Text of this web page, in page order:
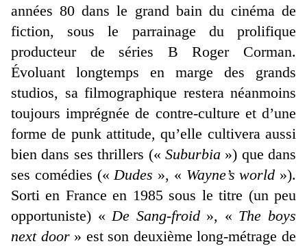
années 80 dans le grand bain du cinéma de
fiction, sous le parrainage du prolifique
producteur de séries B Roger Corman.
Évoluant longtemps en marge des grands
studios, sa filmographique restera néanmoins
toujours imprégnée de contre-culture et d’une
forme de punk attitude, qu’elle cultivera aussi
bien dans ses thrillers (« Suburbia ») que dans
ses comédies («Dudes », « Wayne’s world »).
Sorti en France en 1985 sous le titre (un peu
opportuniste) «De Sang-froid», « The boys
next door» est son deuxième long-métrage de